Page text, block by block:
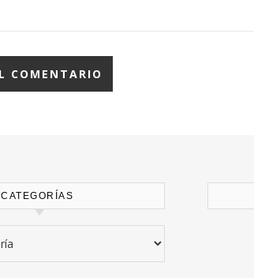
CATEGORÍAS